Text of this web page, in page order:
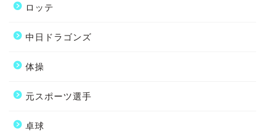
ロッテ
中日ドラゴンズ
体操
元スポーツ選手
卓球